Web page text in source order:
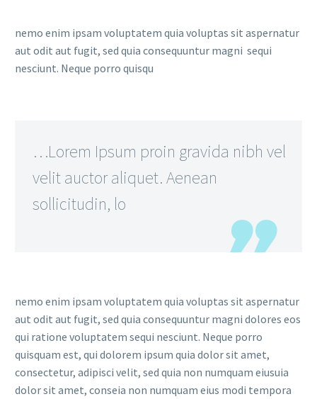
nemo enim ipsam voluptatem quia voluptas sit aspernatur
aut odit aut fugit, sed quia consequuntur magni sequi
nesciunt. Neque porro quisqu
…Lorem Ipsum proin gravida nibh vel
velit auctor aliquet. Aenean
sollicitudin, lo
nemo enim ipsam voluptatem quia voluptas sit aspernatur
aut odit aut fugit, sed quia consequuntur magni dolores eos
qui ratione voluptatem sequi nesciunt. Neque porro
quisquam est, qui dolorem ipsum quia dolor sit amet,
consectetur, adipisci velit, sed quia non numquam eiusuia
dolor sit amet, conseia non numquam eius modi tempora